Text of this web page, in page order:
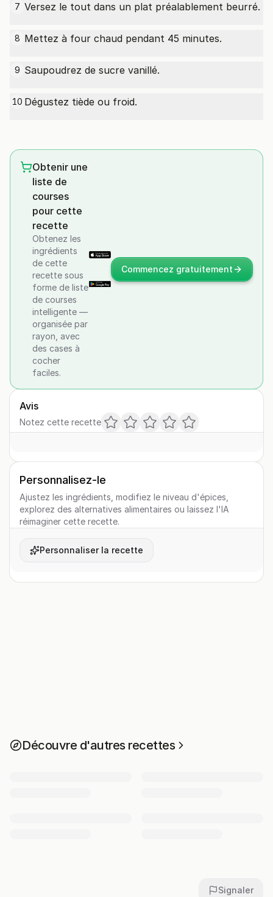
7 Versez le tout dans un plat préalablement beurré.
8 Mettez à four chaud pendant 45 minutes.
9 Saupoudrez de sucre vanillé.
10 Dégustez tiède ou froid.
Obtenir une
liste de
courses
pour cette
recette
Obtenez les
ingrédients
de cette
recette sous
forme de liste
de courses
intelligente —
organisée par
rayon, avec
des cases à
cocher
faciles.
Commencez gratuitement
Avis
Notez cette recette
Personnalisez-le
Ajustez les ingrédients, modifiez le niveau d'épices,
explorez des alternatives alimentaires ou laissez l'IA
réimaginer cette recette.
Personnaliser la recette
Découvre d'autres recettes
Signaler